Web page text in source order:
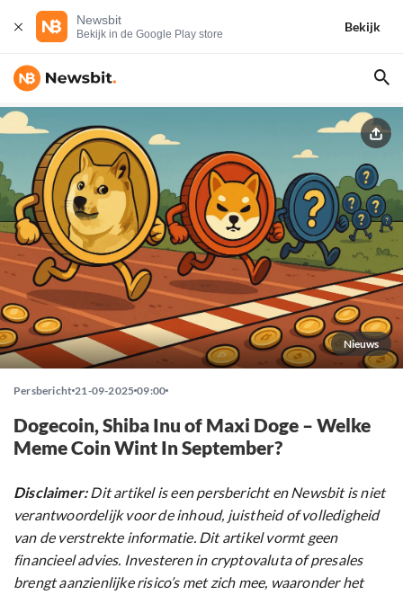
Newsbit
Bekijk in de Google Play store
Bekijk
Nieuws
Persbericht 21-09-2025 09:00
Dogecoin, Shiba Inu of Maxi Doge – Welke
Meme Coin Wint In September?
Disclaimer:Dit artikel is een persbericht en Newsbit is niet
verantwoordelijk voor de inhoud, juistheid of volledigheid
van de verstrekte informatie. Dit artikel vormt geen
financieel advies. Investeren in cryptovaluta of presales
brengt aanzienlijke risico’s met zich mee, waaronder het